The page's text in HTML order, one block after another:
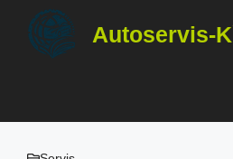
Přeskočit
obsah
Autoservis-